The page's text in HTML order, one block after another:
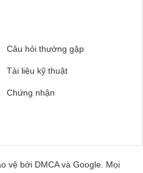
Câu hỏi thường gặp
Tài liệu kỹ thuật
Chứng nhận
vệ bởi DMCA và Google. Mọi